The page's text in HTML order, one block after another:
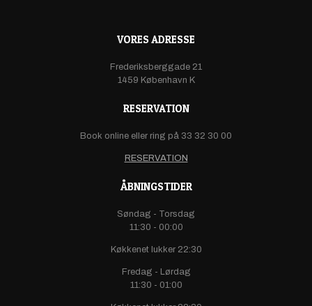
VORES ADRESSE
Frederiksberggade 21
1459 København K
RESERVATION
Book online eller ring på 33 32 30 00
RESERVATION
ÅBNINGSTIDER
Søndag - Torsdag
11:30 - 00:00
Køkkenet lukker 22:30
Fredag - Lørdag
11:30 - 01:00